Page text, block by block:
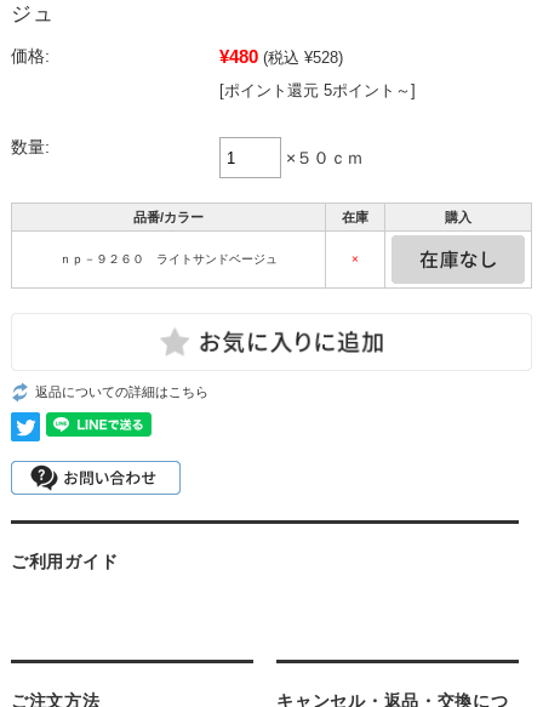
ジュ
価格: ¥480 (税込 ¥528)
[ポイント還元 5ポイント～]
数量:
×５０ｃｍ
品番/カラー 在庫 購入
ｎｐ－９２６０ ライトサンドベージュ ×
返品についての詳細はこちら
ご利用ガイド
ご注文方法
キャンセル・返品・交換につ